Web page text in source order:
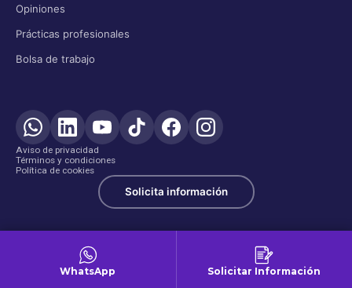
Opiniones
Prácticas profesionales
Bolsa de trabajo
Aviso de privacidad
Términos y condiciones
Política de cookies
Solicita información
WhatsApp Solicitar Información